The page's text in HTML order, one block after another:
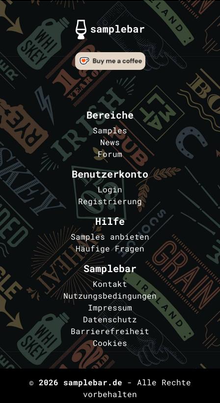
Bereiche
Samples
News
Forum
Benutzerkonto
Login
Registrierung
Hilfe
Samples anbieten
Häufige Fragen
Samplebar
Kontakt
Nutzungsbedingungen
Impressum
Datenschutz
Barrierefreiheit
Cookies
© 2026 samplebar.de - Alle Rechte
vorbehalten